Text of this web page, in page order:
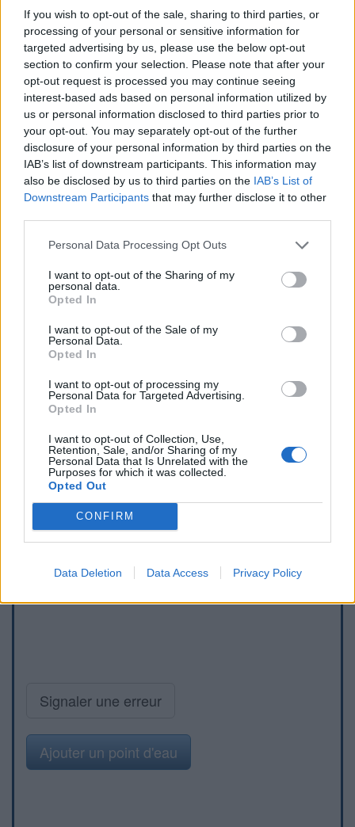
If you wish to opt-out of the sale, sharing to third parties, or
processing of your personal or sensitive information for
targeted advertising by us, please use the below opt-out
section to confirm your selection. Please note that after your
opt-out request is processed you may continue seeing
interest-based ads based on personal information utilized by
us or personal information disclosed to third parties prior to
your opt-out. You may separately opt-out of the further
disclosure of your personal information by third parties on the
IAB’s list of downstream participants. This information may
also be disclosed by us to third parties on the IAB’s List of
Downstream Participants that may further disclose it to other
Personal Data Processing Opt Outs
I want to opt-out of the Sharing of my
personal data.
Opted In
I want to opt-out of the Sale of my
Personal Data.
Opted In
I want to opt-out of processing my
Personal Data for Targeted Advertising.
Opted In
I want to opt-out of Collection, Use,
Retention, Sale, and/or Sharing of my
Personal Data that Is Unrelated with the
Purposes for which it was collected.
Opted Out
CONFIRM
Data Deletion Data Access Privacy Policy
Repères visuels
Afficher la carte
Signaler une erreur
Ajouter un point d'eau